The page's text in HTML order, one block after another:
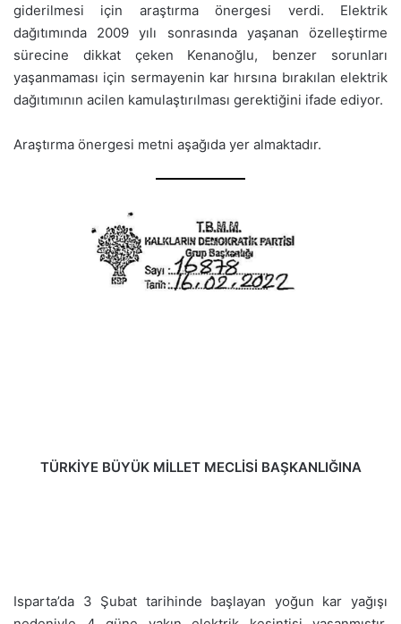
giderilmesi için araştırma önergesi verdi. Elektrik
dağıtımında 2009 yılı sonrasında yaşanan özelleştirme
sürecine dikkat çeken Kenanoğlu, benzer sorunları
yaşanmaması için sermayenin kar hırsına bırakılan elektrik
dağıtımının acilen kamulaştırılması gerektiğini ifade ediyor.
Araştırma önergesi metni aşağıda yer almaktadır.
TÜRKİYE BÜYÜK MİLLET MECLİSİ BAŞKANLIĞINA
Isparta’da 3 Şubat tarihinde başlayan yoğun kar yağışı